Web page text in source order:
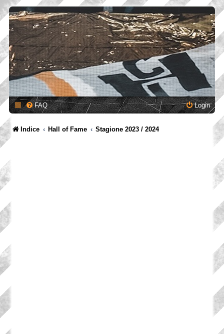
FAQ Login
Indice Hall of Fame Stagione 2023 / 2024